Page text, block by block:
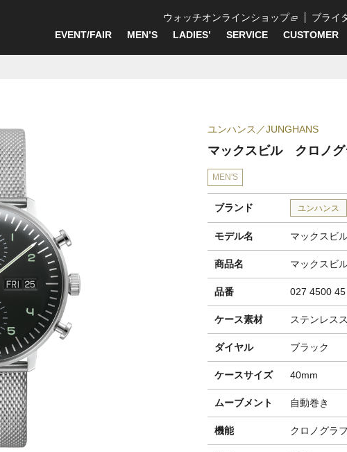
ウォッチオンラインショップ ブライ
EVENT/FAIR
MEN’S LADIES’ SERVICE CUSTOMER
ユンハンス JUNGHANS
マックスビル クロノグ
MEN'S
ブランド ユンハンス
モデル名 マックスビ
商品名 マックスビ
品番 027 4500 45
ケース素材 ステンレス
ダイヤル ブラック
ケースサイズ 40mm
ムーブメント 自動巻き
機能 クロノグラ